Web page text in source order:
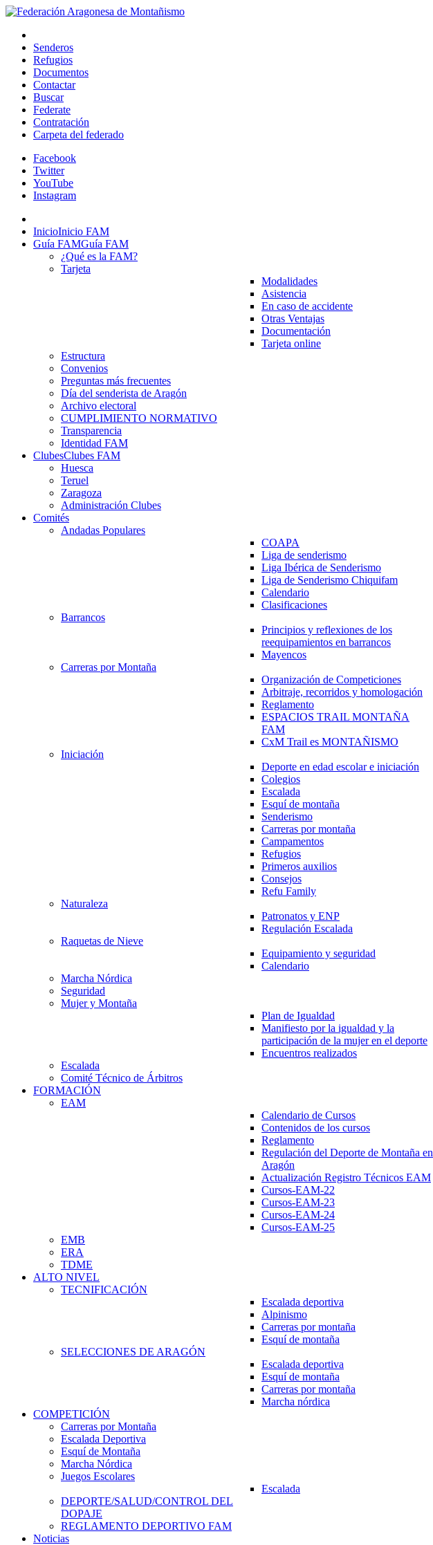
Senderos
Refugios
Documentos
Contactar
Buscar
Federate
Contratación
Carpeta del federado
Facebook
Twitter
YouTube
Instagram
InicioInicio FAM
Guía FAMGuía FAM
¿Qué es la FAM?
Tarjeta
Modalidades
Asistencia
En caso de accidente
Otras Ventajas
Documentación
Tarjeta online
Estructura
Convenios
Preguntas más frecuentes
Día del senderista de Aragón
Archivo electoral
CUMPLIMIENTO NORMATIVO
Transparencia
Identidad FAM
ClubesClubes FAM
Huesca
Teruel
Zaragoza
Administración Clubes
Comités
Andadas Populares
COAPA
Liga de senderismo
Liga Ibérica de Senderismo
Liga de Senderismo Chiquifam
Calendario
Clasificaciones
Barrancos
Principios y reflexiones de los
reequipamientos en barrancos
Mayencos
Carreras por Montaña
Organización de Competiciones
Arbitraje, recorridos y homologación
Reglamento
ESPACIOS TRAIL MONTAÑA
FAM
CxM Trail es MONTAÑISMO
Iniciación
Deporte en edad escolar e iniciación
Colegios
Escalada
Esquí de montaña
Senderismo
Carreras por montaña
Campamentos
Refugios
Primeros auxilios
Consejos
Refu Family
Naturaleza
Patronatos y ENP
Regulación Escalada
Raquetas de Nieve
Equipamiento y seguridad
Calendario
Marcha Nórdica
Seguridad
Mujer y Montaña
Plan de Igualdad
Manifiesto por la igualdad y la
participación de la mujer en el deporte
Encuentros realizados
Escalada
Comité Técnico de Árbitros
FORMACIÓN
EAM
Calendario de Cursos
Contenidos de los cursos
Reglamento
Regulación del Deporte de Montaña en
Aragón
Actualización Registro Técnicos EAM
Cursos-EAM-22
Cursos-EAM-23
Cursos-EAM-24
Cursos-EAM-25
EMB
ERA
TDME
ALTO NIVEL
TECNIFICACIÓN
Escalada deportiva
Alpinismo
Carreras por montaña
Esquí de montaña
SELECCIONES DE ARAGÓN
Escalada deportiva
Esquí de montaña
Carreras por montaña
Marcha nórdica
COMPETICIÓN
Carreras por Montaña
Escalada Deportiva
Esquí de Montaña
Marcha Nórdica
Juegos Escolares
Escalada
DEPORTE/SALUD/CONTROL DEL
DOPAJE
REGLAMENTO DEPORTIVO FAM
Noticias